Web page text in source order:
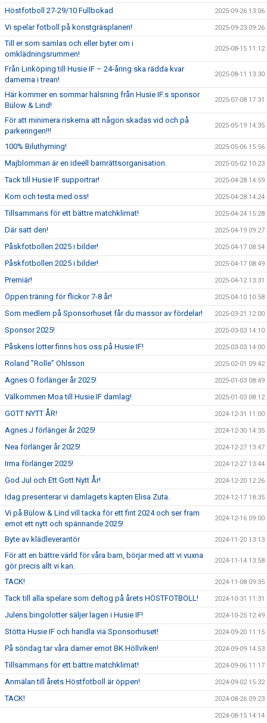
Höstfotboll 27-29/10 Fullbokad 2025-09-26 13:06
Vi spelar fotboll på konstgräsplanen! 2025-09-23 09:26
Till er som samlas och eller byter om i
omklädningsrummen!
2025-08-15 11:12
Från Linköping till Husie IF – 24-åring ska rädda kvar
damerna i trean!
2025-08-11 13:30
Här kommer en sommar hälsning från Husie IF.s sponsor
Bülow & Lind!
2025-07-08 17:31
För att minimera riskerna att någon skadas vid och på
parkeringen!!!
2025-05-19 14:35
100% Biluthyrning! 2025-05-06 15:56
Majblomman är en ideell barnrättsorganisation. 2025-05-02 10:23
Tack till Husie IF supportrar! 2025-04-28 14:59
Kom och testa med oss! 2025-04-28 14:24
Tillsammans för ett bättre matchklimat! 2025-04-24 15:28
Där satt den! 2025-04-19 09:27
Påskfotbollen 2025 i bilder! 2025-04-17 08:54
Påskfotbollen 2025 i bilder! 2025-04-17 08:49
Premiär! 2025-04-12 13:31
Öppen träning för flickor 7-8 år! 2025-04-10 10:58
Som medlem på Sponsorhuset får du massor av fördelar! 2025-03-21 12:00
Sponsor 2025! 2025-03-03 14:10
Påskens lotter finns hos oss på Husie IF! 2025-03-03 14:00
Roland ”Rolle” Ohlsson 2025-02-01 09:42
Agnes O förlänger år 2025! 2025-01-03 08:49
Välkommen Moa till Husie IF damlag! 2025-01-03 08:12
GOTT NYTT ÅR! 2024-12-31 11:00
Agnes J förlänger år 2025! 2024-12-30 14:35
Nea förlänger år 2025! 2024-12-27 13:47
Irma förlänger 2025! 2024-12-27 13:44
God Jul och Ett Gott Nytt År! 2024-12-20 12:26
Idag presenterar vi damlagets kapten Elisa Zuta. 2024-12-17 18:35
Vi på Bülow & Lind vill tacka för ett fint 2024 och ser fram
emot ett nytt och spännande 2025!
2024-12-16 09:00
Byte av klädleverantör 2024-11-20 13:13
För att en bättre värld för våra barn, börjar med att vi vuxna
gör precis allt vi kan.
2024-11-14 13:58
TACK! 2024-11-08 09:35
Tack till alla spelare som deltog på årets HÖSTFOTBOLL! 2024-10-31 11:31
Julens bingolotter säljer lagen i Husie IF! 2024-10-25 12:49
Stötta Husie IF och handla via Sponsorhuset! 2024-09-20 11:15
På söndag tar våra damer emot BK Höllviken! 2024-09-09 14:53
Tillsammans för ett bättre matchklimat! 2024-09-06 11:17
Anmälan till årets Höstfotboll är öppen! 2024-09-02 15:32
TACK! 2024-08-26 09:23
2024-08-15 14:14